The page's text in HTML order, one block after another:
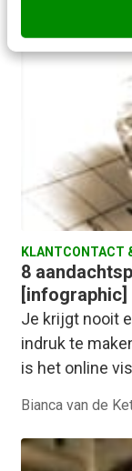
KLANTCONTACT
8
[infographic]
Je krijgt nooit
indruk te
is het online
Bianca van de